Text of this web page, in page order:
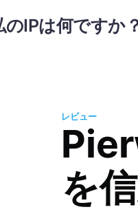
のIPは何ですか
レビュー
を